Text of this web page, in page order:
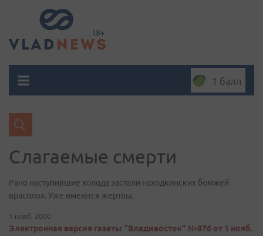
1 балл
Слагаемые смерти
Рано наступившие холода застали находкинских бомжей
врасплох. Уже имеются жертвы.
1 нояб. 2000
Электронная версия газеты "Владивосток" №876 от 1 нояб.